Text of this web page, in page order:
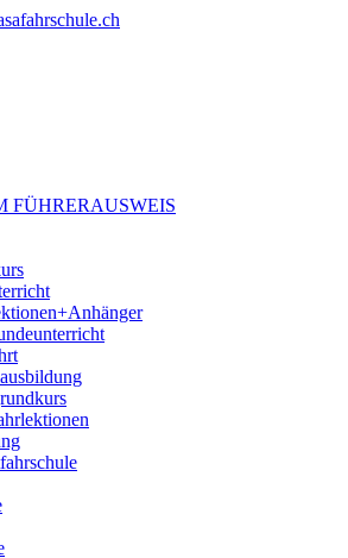
FÜHRERAUSWEIS